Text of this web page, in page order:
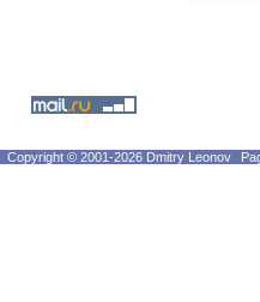
Copyright © 2001-2026 Dmitry Leonov